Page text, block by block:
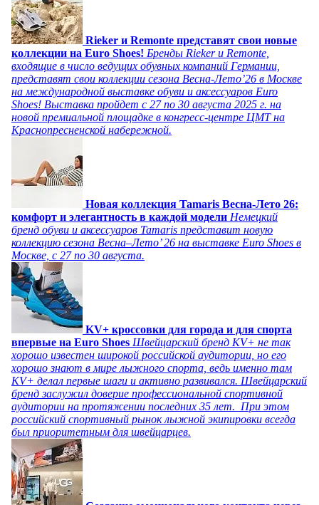
Rieker и Remonte представят свои новые
коллекции на Euro Shoes! Бренды Rieker и Remonte,
входящие в число ведущих обувных компаний Германии,
представят свои коллекции сезона Весна-Лето’26 в Москве
на международной выставке обуви и аксессуаров Euro
Shoes! Выставка пройдет c 27 по 30 августа 2025 г. на
новой премиальной площадке в конгресс-центре ЦМТ на
Краснопресненской набережной.
Новая коллекция Tamaris Весна-Лето 26:
комфорт и элегантность в каждой модели Немецкий
бренд обуви и аксессуаров Tamaris представит новую
коллекцию сезона Весна–Лето’ 26 на выставке Euro Shoes в
Москве, с 27 по 30 августа.
KV+ кроссовки для города и для спорта
впервые на Euro Shoes Швейцарский бренд KV+ не так
хорошо известен широкой российской аудитории, но его
хорошо знают в мире лыжного спорта, ведь именно там
KV+ делал первые шаги и активно развивался. Швейцарский
бренд заслужил доверие профессиональной спортивной
аудитории на протяжении последних 35 лет. При этом
российский спортивный рынок лыжной экипировки всегда
был приоритетным для швейцарцев.